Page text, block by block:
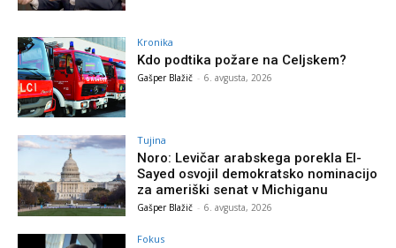
Kronika
Kdo podtika požare na Celjskem?
Gašper Blažič - 6. avgusta, 2026
Tujina
Noro: Levičar arabskega porekla El-
Sayed osvojil demokratsko nominacijo
za ameriški senat v Michiganu
Gašper Blažič - 6. avgusta, 2026
Fokus